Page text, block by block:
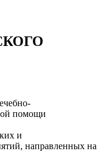
помощи
и
направленных на